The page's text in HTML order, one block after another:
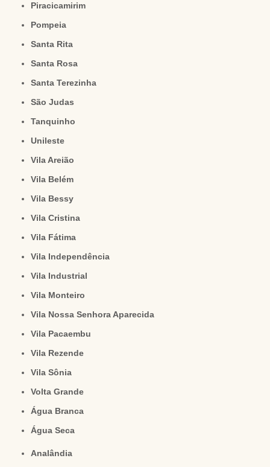
Piracicamirim
Pompeia
Santa Rita
Santa Rosa
Santa Terezinha
São Judas
Tanquinho
Unileste
Vila Areião
Vila Belém
Vila Bessy
Vila Cristina
Vila Fátima
Vila Independência
Vila Industrial
Vila Monteiro
Vila Nossa Senhora Aparecida
Vila Pacaembu
Vila Rezende
Vila Sônia
Volta Grande
Água Branca
Água Seca
Analândia